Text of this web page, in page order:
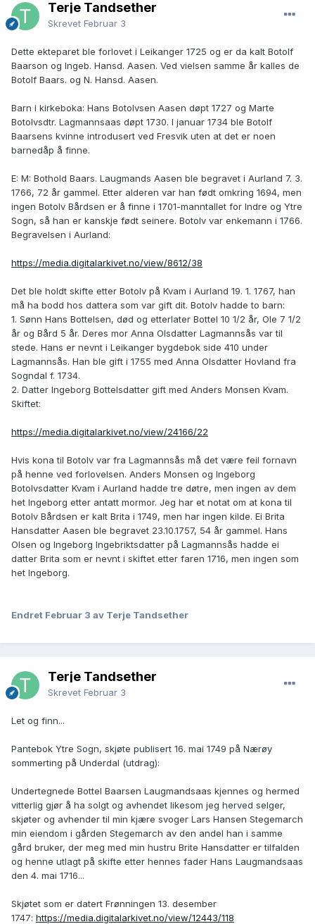
Terje Tandsether
Skrevet Februar 3
Dette ekteparet ble forlovet i Leikanger 1725 og er da kalt Botolf
Baarson og Ingeb. Hansd. Aasen. Ved vielsen samme år kalles de
Botolf Baars. og N. Hansd. Aasen.
Barn i kirkeboka: Hans Botolvsen Aasen døpt 1727 og Marte
Botolvsdtr. Lagmannsaas døpt 1730. I januar 1734 ble Botolf
Baarsens kvinne introdusert ved Fresvik uten at det er noen
barnedåp å finne.
E: M: Bothold Baars. Laugmands Aasen ble begravet i Aurland 7. 3.
1766, 72 år gammel. Etter alderen var han født omkring 1694, men
ingen Botolv Bårdsen er å finne i 1701-manntallet for Indre og Ytre
Sogn, så han er kanskje født seinere. Botolv var enkemann i 1766.
Begravelsen i Aurland:
https://media.digitalarkivet.no/view/8612/38
Det ble holdt skifte etter Botolv på Kvam i Aurland 19. 1. 1767, han
må ha bodd hos dattera som var gift dit. Botolv hadde to barn:
1. Sønn Hans Bottelsen, død og etterlater Bottel 10 1/2 år, Ole 7 1/2
år og Bård 5 år. Deres mor Anna Olsdatter Lagmannsås var til
stede. Hans er nevnt i Leikanger bygdebok side 410 under
Lagmannsås. Han ble gift i 1755 med Anna Olsdatter Hovland fra
Sogndal f. 1734.
2. Datter Ingeborg Bottelsdatter gift med Anders Monsen Kvam.
Skiftet:
https://media.digitalarkivet.no/view/24166/22
Hvis kona til Botolv var fra Lagmannsås må det være feil fornavn
på henne ved forlovelsen. Anders Monsen og Ingeborg
Botolvsdatter Kvam i Aurland hadde tre døtre, men ingen av dem
het Ingeborg etter antatt mormor. Jeg har et notat om at kona til
Botolv Bårdsen er kalt Brita i 1749, men har ingen kilde. Ei Brita
Hansdatter Aasen ble begravet 23.10.1757, 54 år gammel. Hans
Olsen og Ingeborg Ingebriktsdatter på Lagmannsås hadde ei
datter Brita som er nevnt i skiftet etter faren 1716, men ingen som
het Ingeborg.
Endret Februar 3 av Terje Tandsether
Terje Tandsether
Skrevet Februar 3
Let og finn...
Pantebok Ytre Sogn, skjøte publisert 16. mai 1749 på Nærøy
sommerting på Underdal (utdrag):
Undertegnede Bottel Baarsen Laugmandsaas kjennes og hermed
vitterlig gjør å ha solgt og avhendet likesom jeg herved selger,
skjøter og avhender til min kjære svoger Lars Hansen Stegemarch
min eiendom i gården Stegemarch av den andel han i samme
gård bruker, der meg med min hustru Brite Hansdatter er tilfalden
og henne utlagt på skifte etter hennes fader Hans Laugmandsaas
den 4. mai 1716...
Skjøtet som er datert Frønningen 13. desember
1747: https://media.digitalarkivet.no/view/12443/118